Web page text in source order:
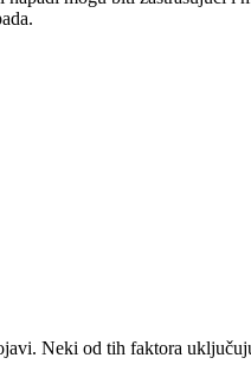
Neki od tih faktora